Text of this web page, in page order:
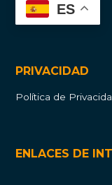
ES
PRIVACIDAD
Política de
ENLACES DE